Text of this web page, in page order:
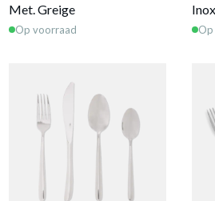
Met. Greige
Op voorraad